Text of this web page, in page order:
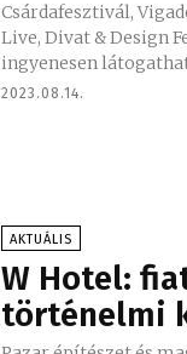
Csárdafesztivál,
Live, Divat & Design
ingyenesen
2023.08.14.
AKTUÁLIS
W Hotel:
történelmi